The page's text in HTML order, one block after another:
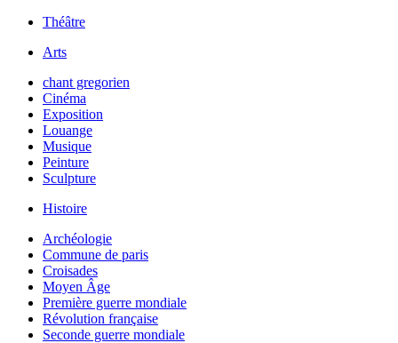
Théâtre
Arts
chant gregorien
Cinéma
Exposition
Louange
Musique
Peinture
Sculpture
Histoire
Archéologie
Commune de paris
Croisades
Moyen Âge
Première guerre mondiale
Révolution française
Seconde guerre mondiale